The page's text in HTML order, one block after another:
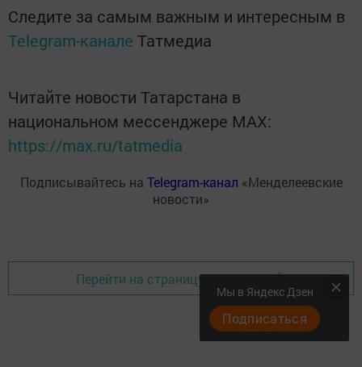
Следите за самым важным и интересным в
Telegram-канале Татмедиа
Читайте новости Татарстана в
национальном мессенджере MАХ:
https://max.ru/tatmedia
Подписывайтесь на Telegram-канал «Менделеевские
новости»
Перейти на страницу новости
Мы в Яндекс Дзен
Подписаться